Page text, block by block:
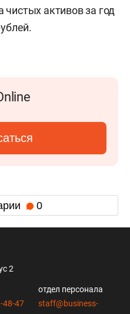
активов за год
0
2
48-47
отдел персонала
staff@business-